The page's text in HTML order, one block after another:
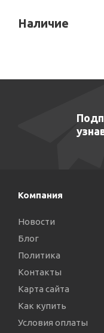
Наличие
Компания
Новости
Блог
Политика
Контакты
Карта сайта
Как купить
Условия оплаты